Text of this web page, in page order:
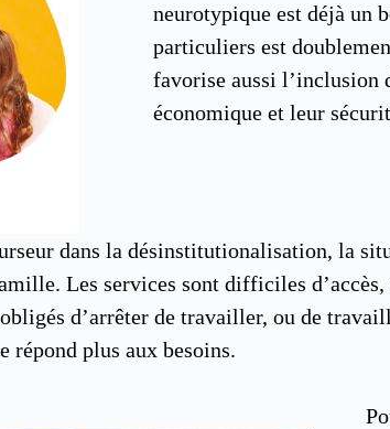
neurotypique est déjà un
particuliers est
favorise aussi l’inclusion
économique et leur
dans la désinstitutionalisation, la
Les services sont difficiles
d’arrêter de travailler, ou de
répond plus aux besoins.